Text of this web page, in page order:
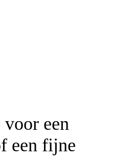
een
een fijne